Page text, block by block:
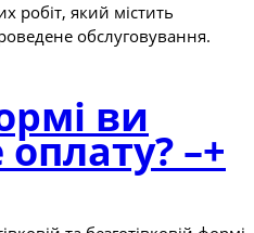
робіт, який містить
обслуговування.
ви
–+